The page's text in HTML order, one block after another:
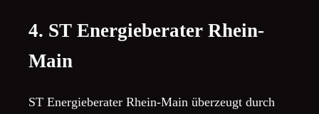
4. ST Energieberater Rhein-
Main
ST Energieberater Rhein-Main überzeugt durch